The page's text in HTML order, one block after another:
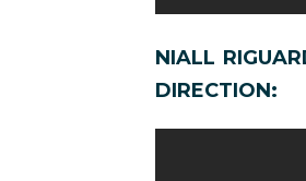
NIALL
DIRECTION: